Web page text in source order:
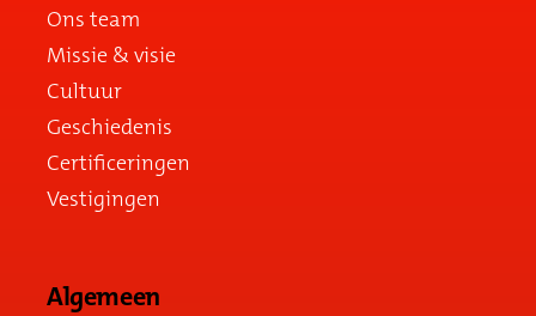
Ons team
Missie & visie
Cultuur
Geschiedenis
Certificeringen
Vestigingen
Algemeen